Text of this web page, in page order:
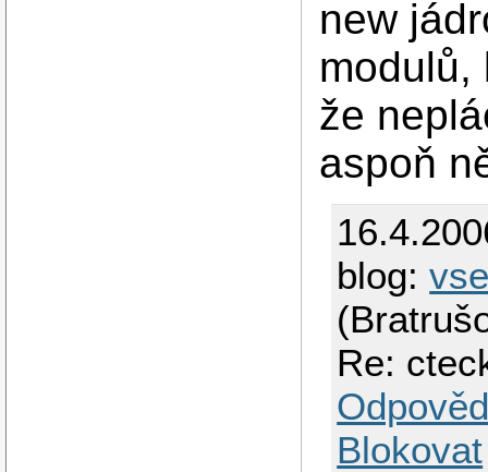
new
modulů,
že
aspoň
blog:
Re:
Blokovat